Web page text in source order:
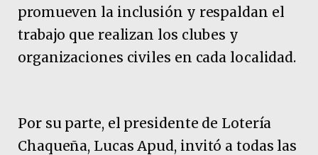
promueven la inclusión y respaldan el
trabajo que realizan los clubes y
organizaciones civiles en cada localidad.
Por su parte, el presidente de Lotería
Chaqueña, Lucas Apud, invitó a todas las